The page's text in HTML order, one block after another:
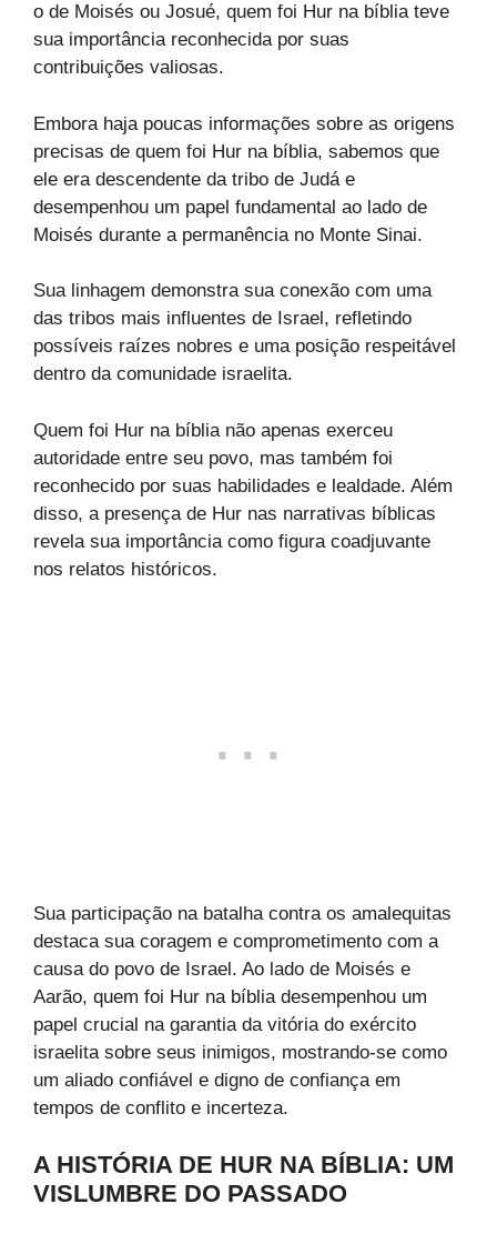
o de Moisés ou Josué, quem foi Hur na bíblia teve
sua importância reconhecida por suas
contribuições valiosas.
Embora haja poucas informações sobre as origens
precisas de quem foi Hur na bíblia, sabemos que
ele era descendente da tribo de Judá e
desempenhou um papel fundamental ao lado de
Moisés durante a permanência no Monte Sinai.
Sua linhagem demonstra sua conexão com uma
das tribos mais influentes de Israel, refletindo
possíveis raízes nobres e uma posição respeitável
dentro da comunidade israelita.
Quem foi Hur na bíblia não apenas exerceu
autoridade entre seu povo, mas também foi
reconhecido por suas habilidades e lealdade. Além
disso, a presença de Hur nas narrativas bíblicas
revela sua importância como figura coadjuvante
nos relatos históricos.
Sua participação na batalha contra os amalequitas
destaca sua coragem e comprometimento com a
causa do povo de Israel. Ao lado de Moisés e
Aarão, quem foi Hur na bíblia desempenhou um
papel crucial na garantia da vitória do exército
israelita sobre seus inimigos, mostrando-se como
um aliado confiável e digno de confiança em
tempos de conflito e incerteza.
A HISTÓRIA DE HUR NA BÍBLIA: UM
VISLUMBRE DO PASSADO